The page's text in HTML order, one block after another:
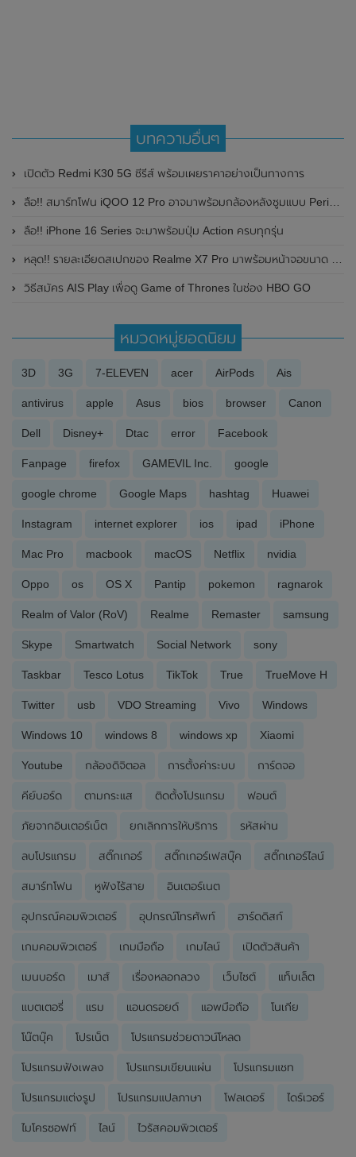
บทความอื่นๆ
เปิดตัว Redmi K30 5G ซีรีส์ พร้อมเผยราคาอย่างเป็นทางการ
ลือ!! สมาร์ทโฟน iQOO 12 Pro อาจมาพร้อมกล้องหลังซูมแบบ Periscope ความละเอียด 64MP
ลือ!! iPhone 16 Series จะมาพร้อมปุ่ม Action ครบทุกรุ่น
หลุด!! รายละเอียดสเปกของ Realme X7 Pro มาพร้อมหน้าจอขนาด 6.55 นิ้ว , กล้องหลัง 4 ตัว (64MP) , รองรับการชาร์จไวที่ 65W และผ่านการรับรองจาก TENAA แล้ว
วิธีสมัคร AIS Play เพื่อดู Game of Thrones ในช่อง HBO GO
หมวดหมู่ยอดนิยม
3D 3G 7-ELEVEN acer AirPods Ais
antivirus apple Asus bios browser Canon
Dell Disney+ Dtac error Facebook
Fanpage firefox GAMEVIL Inc. google
google chrome Google Maps hashtag Huawei
Instagram internet explorer ios ipad iPhone
Mac Pro macbook macOS Netflix nvidia
Oppo os OS X Pantip pokemon ragnarok
Realm of Valor (RoV) Realme Remaster samsung
Skype Smartwatch Social Network sony
Taskbar Tesco Lotus TikTok True TrueMove H
Twitter usb VDO Streaming Vivo Windows
Windows 10 windows 8 windows xp Xiaomi
Youtube กล้องดิจิตอล การตั้งค่าระบบ การ์ดจอ
คีย์บอร์ด ตามกระแส ติดตั้งโปรแกรม ฟอนต์
ภัยจากอินเตอร์เน็ต ยกเลิกการให้บริการ รหัสผ่าน
ลบโปรแกรม สติ๊กเกอร์ สติ๊กเกอร์เฟสบุ๊ค สติ๊กเกอร์ไลน์
สมาร์ทโฟน หูฟังไร้สาย อินเตอร์เนต
อุปกรณ์คอมพิวเตอร์ อุปกรณ์โทรศัพท์ ฮาร์ดดิสก์
เกมคอมพิวเตอร์ เกมมือถือ เกมไลน์ เปิดตัวสินค้า
เมนบอร์ด เมาส์ เรื่องหลอกลวง เว็บไซต์ แท็บเล็ต
แบตเตอรี่ แรม แอนดรอยด์ แอพมือถือ โนเกีย
โน๊ตบุ๊ค โปรเน็ต โปรแกรมช่วยดาวน์โหลด
โปรแกรมฟังเพลง โปรแกรมเขียนแผ่น โปรแกรมแชท
โปรแกรมแต่งรูป โปรแกรมแปลภาษา โฟลเดอร์ ไดร์เวอร์
ไมโครซอฟท์ ไลน์ ไวรัสคอมพิวเตอร์